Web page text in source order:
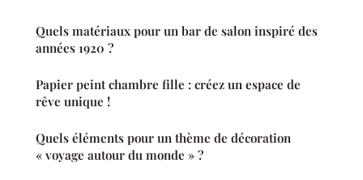
Quels matériaux pour un bar de salon inspiré des
années 1920 ?
Papier peint chambre fille : créez un espace de
rêve unique !
Quels éléments pour un thème de décoration
« voyage autour du monde » ?